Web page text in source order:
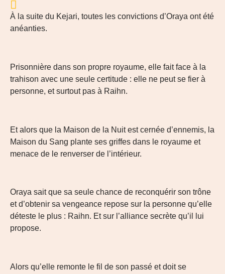
À la suite du Kejari, toutes les convictions d’Oraya ont été
anéanties.
Prisonnière dans son propre royaume, elle fait face à la
trahison avec une seule certitude : elle ne peut se fier à
personne, et surtout pas à Raihn.
Et alors que la Maison de la Nuit est cernée d’ennemis, la
Maison du Sang plante ses griffes dans le royaume et
menace de le renverser de l’intérieur.
Oraya sait que sa seule chance de reconquérir son trône
et d’obtenir sa vengeance repose sur la personne qu’elle
déteste le plus : Raihn. Et sur l’alliance secrète qu’il lui
propose.
Alors qu’elle remonte le fil de son passé et doit se